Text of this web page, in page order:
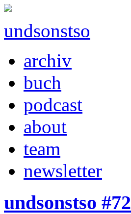
undsonstso
archiv
buch
podcast
about
team
newsletter
undsonstso #72